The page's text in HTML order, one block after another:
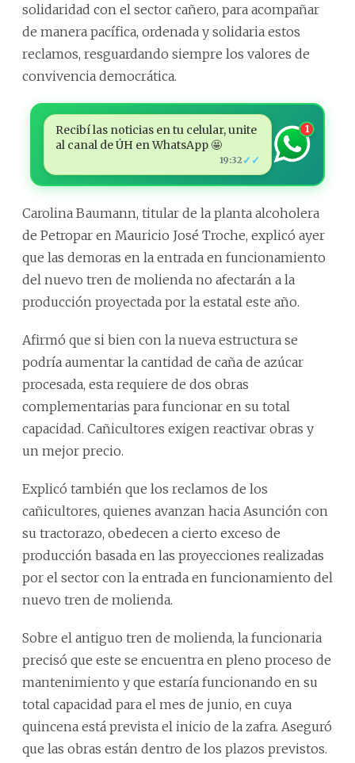
solidaridad con el sector cañero, para acompañar
de manera pacífica, ordenada y solidaria estos
reclamos, resguardando siempre los valores de
convivencia democrática.
Recibí las noticias en tu celular, unite
al canal de ÚH en WhatsApp 🤩
19:32 ✓✓
1
Carolina Baumann, titular de la planta alcoholera
de Petropar en Mauricio José Troche, explicó ayer
que las demoras en la entrada en funcionamiento
del nuevo tren de molienda no afectarán a la
producción proyectada por la estatal este año.
Afirmó que si bien con la nueva estructura se
podría aumentar la cantidad de caña de azúcar
procesada, esta requiere de dos obras
complementarias para funcionar en su total
capacidad. Cañicultores exigen reactivar obras y
un mejor precio.
Explicó también que los reclamos de los
cañicultores, quienes avanzan hacia Asunción con
su tractorazo, obedecen a cierto exceso de
producción basada en las proyecciones realizadas
por el sector con la entrada en funcionamiento del
nuevo tren de molienda.
Sobre el antiguo tren de molienda, la funcionaria
precisó que este se encuentra en pleno proceso de
mantenimiento y que estaría funcionando en su
total capacidad para el mes de junio, en cuya
quincena está prevista el inicio de la zafra. Aseguró
que las obras están dentro de los plazos previstos.